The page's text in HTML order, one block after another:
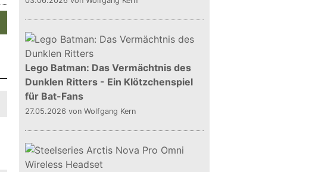
Lego Batman: Das Vermächtnis des
Dunklen Ritters - Ein Klötzchenspiel
für Bat-Fans
27.05.2026 von Wolfgang Kern